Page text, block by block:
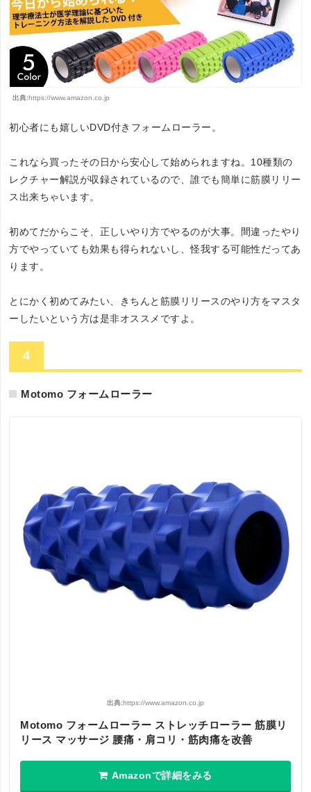
出典:https://www.amazon.co.jp
初心者にも嬉しいDVD付きフォームローラー。
これなら買ったその日から安心して始められますね。10種類の
レクチャー解説が収録されているので、誰でも簡単に筋膜リリー
ス出来ちゃいます。
初めてだからこそ、正しいやり方でやるのが大事。間違ったやり
方でやっていても効果も得られないし、怪我する可能性だってあ
ります。
とにかく初めてみたい、きちんと筋膜リリースのやり方をマスタ
ーしたいという方は是非オススメですよ。
4
Motomo フォームローラー
出典:https://www.amazon.co.jp
Motomo フォームローラー ストレッチローラー 筋膜リ
リース マッサージ 腰痛・肩コリ・筋肉痛を改善
Amazonで詳細をみる